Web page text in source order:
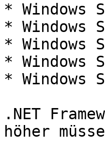
* Windows
* Windows
* Windows
* Windows
* Windows
.NET
höher